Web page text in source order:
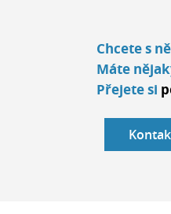
Chcete s
Máte
Přejete si